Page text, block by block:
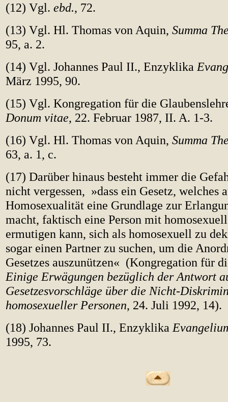
(12) Vgl. ebd., 72.
(13) Vgl. Hl. Thomas von Aquin, Summa
95, a. 2.
(14) Vgl. Johannes Paul II., Enzyklika
März 1995, 90.
(15) Vgl. Kongregation für die
Donum vitae, 22. Februar 1987, II. A. 1-3.
(16) Vgl. Hl. Thomas von Aquin, Summa
63, a. 1, c.
(17) Darüber hinaus besteht immer die
nicht vergessen, »dass ein Gesetz, welches
Homosexualität eine Grundlage zur
macht, faktisch eine Person mit
ermutigen kann, sich als homosexuell zu
sogar einen Partner zu suchen, um die
Gesetzes auszunützen« (Kongregation für
Einige Erwägungen bezüglich der Antwort
Gesetzesvorschläge über die Nicht-
homosexueller Personen, 24. Juli 1992, 14).
(18) Johannes Paul II., Enzyklika
1995, 73.